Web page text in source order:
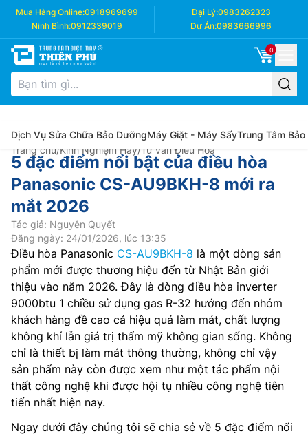
Mua Hàng Online:0918969699 Đại Lý:0983262323
Ninh Bình:0912339019 Dự Án:0983666996
0
Dịch Vụ Sửa Chữa Bảo DưỡngMáy Giặt - Máy SấyTrung Tâm Bảo
Trang chủ/Kinh Nghiệm Hay/Tư vấn Điều Hòa
5 đặc điểm nổi bật của điều hòa
Panasonic CS-AU9BKH-8 mới ra
mắt 2026
Tác giả: Nguyễn Quyết
Đăng ngày: 24/01/2026, lúc 13:35
Điều hòa Panasonic CS-AU9BKH-8 là một dòng sản
phẩm mới được thương hiệu đến từ Nhật Bản giới
thiệu vào năm 2026. Đây là dòng điều hòa inverter
9000btu 1 chiều sử dụng gas R-32 hướng đến nhóm
khách hàng đề cao cả hiệu quả làm mát, chất lượng
không khí lẫn giá trị thẩm mỹ không gian sống. Không
chỉ là thiết bị làm mát thông thường, không chỉ vậy
sản phẩm này còn được xem như một tác phẩm nội
thất công nghệ khi được hội tụ nhiều công nghệ tiên
tiến nhất hiện nay.
Ngay dưới đây chúng tôi sẽ chia sẻ về 5 đặc điểm nổi